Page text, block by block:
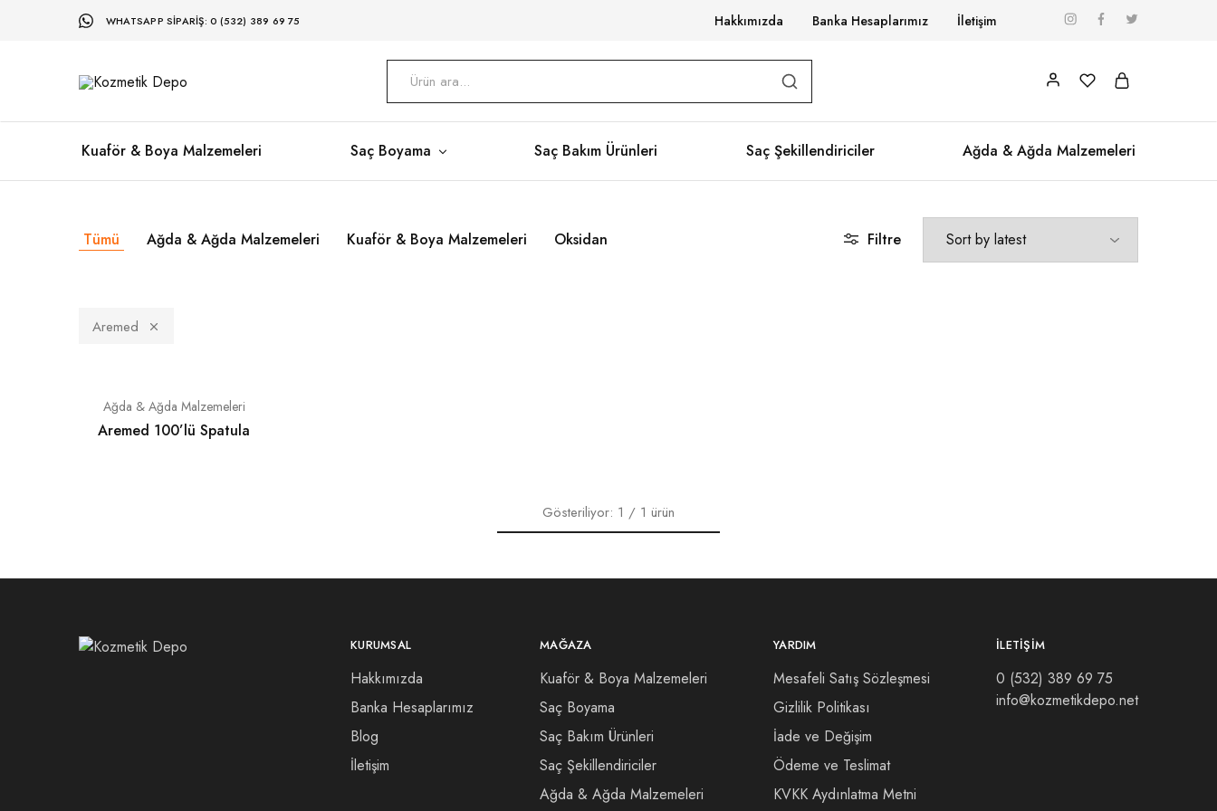
WHATSAPP SIPARIŞ: 0 (532) 389 69 75 Hakkımızda Banka Hesaplarımız İletişim
Kozmetik
Kuaför
Ürünleri
Kuaför & Boya Malzemeleri Saç Boyama Saç Bakım Ürünleri Saç Şekillendiriciler Ağda & Ağda Malzemeleri
Tümü Ağda & Ağda Malzemeleri Kuaför & Boya Malzemeleri Oksidan Filtre
Aremed
Ağda & Ağda Malzemeleri
Aremed 100’lü Spatula
Gösteriliyor: 1 / 1 ürün
KURUMSAL
Hakkımızda
Banka Hesaplarımız
Blog
İletişim
MAĞAZA
Kuaför & Boya Malzemeleri
Saç Boyama
Saç Bakım Ürünleri
Saç Şekillendiriciler
Ağda & Ağda Malzemeleri
YARDIM
Mesafeli Satış Sözleşmesi
Gizlilik Politikası
İade ve Değişim
Ödeme ve Teslimat
KVKK Aydınlatma Metni
İLETIŞIM
0 (532) 389 69 75
info@kozmetikdepo.net